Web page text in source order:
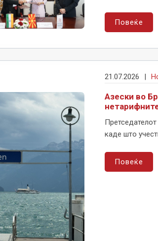
Повеќе
21.07.2026 |
Азески во
каде што
Повеќе